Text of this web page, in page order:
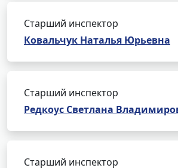
Старший инспектор
Ковальчук Наталья Юрьевна
Старший инспектор
Редкоус Светлана
Старший инспектор